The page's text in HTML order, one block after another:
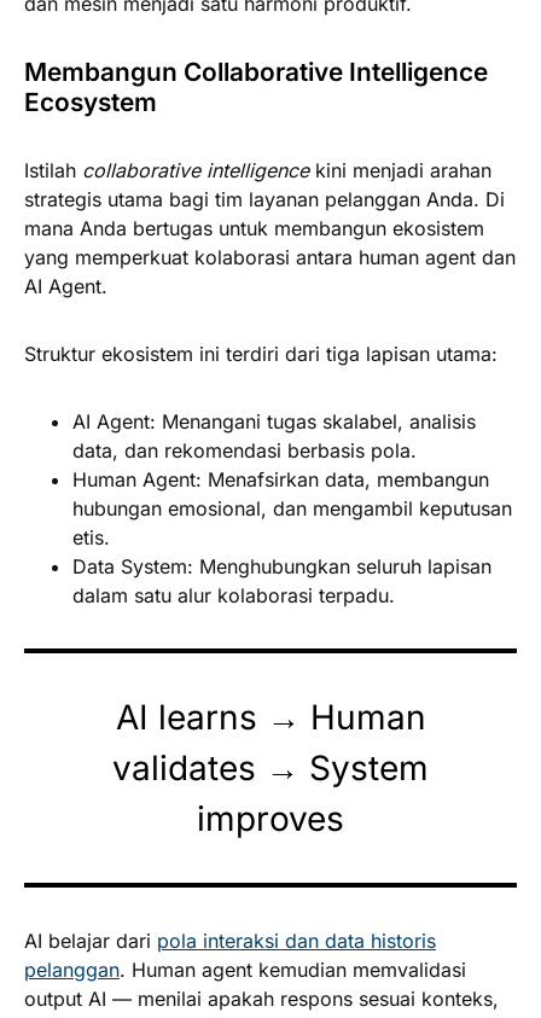
Membangun Collaborative Intelligence
Ecosystem
Istilah collaborative intelligencekini menjadi arahan
strategis utama bagi tim layanan pelanggan Anda. Di
mana Anda bertugas untuk membangun ekosistem
yang memperkuat kolaborasi antara human agent dan
AI Agent.
Struktur ekosistem ini terdiri dari tiga lapisan utama:
AI Agent: Menangani tugas skalabel, analisis
data, dan rekomendasi berbasis pola.
Human Agent: Menafsirkan data, membangun
hubungan emosional, dan mengambil keputusan
etis.
Data System: Menghubungkan seluruh lapisan
dalam satu alur kolaborasi terpadu.
AI learns → Human
validates → System
improves
AI belajar dari pola interaksi dan data historis
pelanggan. Human agent kemudian memvalidasi
output AI — menilai apakah respons sesuai konteks,